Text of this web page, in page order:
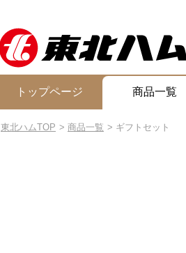
トップページ 商品一覧
東北ハムTOP 商品一覧 ギフトセット